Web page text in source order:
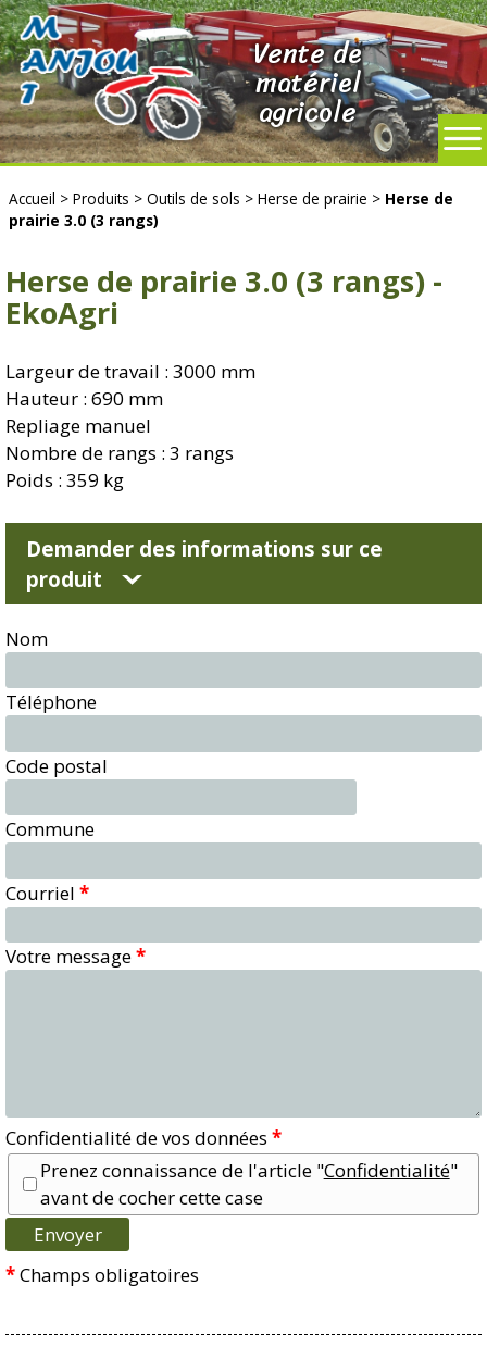
Vente de
matériel
agricole
Accueil >Produits >Outils de sols >Herse de prairie > Herse de
prairie 3.0 (3 rangs)
Herse de prairie 3.0 (3 rangs) -
EkoAgri
Largeur de travail : 3000 mm
Hauteur : 690 mm
Repliage manuel
Nombre de rangs : 3 rangs
Poids : 359 kg
Demander des informations sur ce
produit
Nom
Téléphone
Code postal
Commune
Courriel *
Votre message*
Confidentialité de vos données *
Prenez connaissance de l'article "Confidentialité"
avant de cocher cette case
*Champs obligatoires